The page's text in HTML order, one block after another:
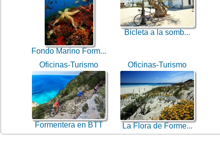
Fondo Marino Form...
Bicleta a la somb...
Oficinas-Turismo
Formentera en BTT
Oficinas-Turismo
La Flora de Forme...